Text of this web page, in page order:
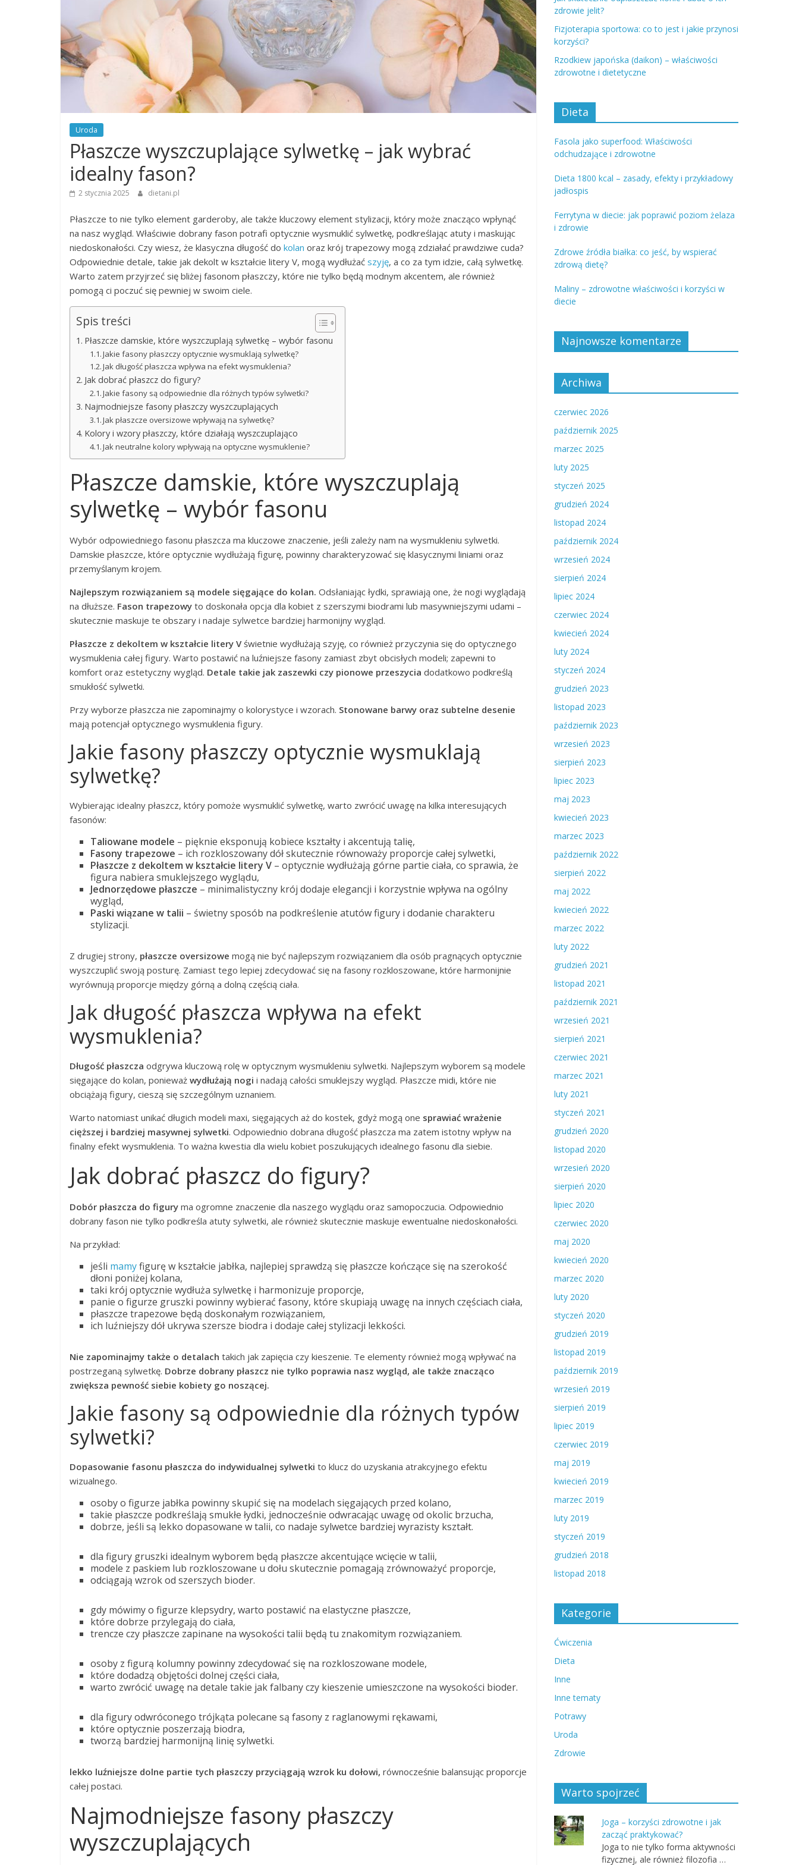
Uroda
Płaszcze wyszczuplające sylwetkę – jak wybrać
idealny fason?
2 stycznia 2025 dietani.pl
Płaszcze to nie tylko element garderoby, ale także kluczowy element stylizacji, który może znacząco wpłynąć
na nasz wygląd. Właściwie dobrany fason potrafi optycznie wysmuklić sylwetkę, podkreślając atuty i maskując
niedoskonałości. Czy wiesz, że klasyczna długość do kolan oraz krój trapezowy mogą zdziałać prawdziwe cuda?
Odpowiednie detale, takie jak dekolt w kształcie litery V, mogą wydłużać szyję, a co za tym idzie, całą sylwetkę.
Warto zatem przyjrzeć się bliżej fasonom płaszczy, które nie tylko będą modnym akcentem, ale również
pomogą ci poczuć się pewniej w swoim ciele.
Spis treści
Płaszcze damskie, które wyszczuplają sylwetkę – wybór fasonu
Jakie fasony płaszczy optycznie wysmuklają sylwetkę?
Jak długość płaszcza wpływa na efekt wysmuklenia?
Jak dobrać płaszcz do figury?
Jakie fasony są odpowiednie dla różnych typów sylwetki?
Najmodniejsze fasony płaszczy wyszczuplających
Jak płaszcze oversizowe wpływają na sylwetkę?
Kolory i wzory płaszczy, które działają wyszczuplająco
Jak neutralne kolory wpływają na optyczne wysmuklenie?
Płaszcze damskie, które wyszczuplają
sylwetkę – wybór fasonu
Wybór odpowiedniego fasonu płaszcza ma kluczowe znaczenie, jeśli zależy nam na wysmukleniu sylwetki.
Damskie płaszcze, które optycznie wydłużają figurę, powinny charakteryzować się klasycznymi liniami oraz
przemyślanym krojem.
Najlepszym rozwiązaniem są modele sięgające do kolan. Odsłaniając łydki, sprawiają one, że nogi wyglądają
na dłuższe. Fason trapezowy to doskonała opcja dla kobiet z szerszymi biodrami lub masywniejszymi udami –
skutecznie maskuje te obszary i nadaje sylwetce bardziej harmonijny wygląd.
Płaszcze z dekoltem w kształcie litery Vświetnie wydłużają szyję, co również przyczynia się do optycznego
wysmuklenia całej figury. Warto postawić na luźniejsze fasony zamiast zbyt obcisłych modeli; zapewni to
komfort oraz estetyczny wygląd. Detale takie jak zaszewki czy pionowe przeszycia dodatkowo podkreślą
smukłość sylwetki.
Przy wyborze płaszcza nie zapominajmy o kolorystyce i wzorach. Stonowane barwy oraz subtelne desenie
mają potencjał optycznego wysmuklenia figury.
Jakie fasony płaszczy optycznie wysmuklają
sylwetkę?
Wybierając idealny płaszcz, który pomoże wysmuklić sylwetkę, warto zwrócić uwagę na kilka interesujących
fasonów:
Taliowane modele – pięknie eksponują kobiece kształty i akcentują talię,
Fasony trapezowe – ich rozkloszowany dół skutecznie równoważy proporcje całej sylwetki,
Płaszcze z dekoltem w kształcie litery V – optycznie wydłużają górne partie ciała, co sprawia, że
figura nabiera smuklejszego wyglądu,
Jednorzędowe płaszcze – minimalistyczny krój dodaje elegancji i korzystnie wpływa na ogólny
wygląd,
Paski wiązane w talii – świetny sposób na podkreślenie atutów figury i dodanie charakteru
stylizacji.
Z drugiej strony, płaszcze oversizowe mogą nie być najlepszym rozwiązaniem dla osób pragnących optycznie
wyszczuplić swoją posturę. Zamiast tego lepiej zdecydować się na fasony rozkloszowane, które harmonijnie
wyrównują proporcje między górną a dolną częścią ciała.
Jak długość płaszcza wpływa na efekt
wysmuklenia?
Długość płaszcza odgrywa kluczową rolę w optycznym wysmukleniu sylwetki. Najlepszym wyborem są modele
sięgające do kolan, ponieważ wydłużają nogi i nadają całości smuklejszy wygląd. Płaszcze midi, które nie
obciążają figury, cieszą się szczególnym uznaniem.
Warto natomiast unikać długich modeli maxi, sięgających aż do kostek, gdyż mogą one sprawiać wrażenie
cięższej i bardziej masywnej sylwetki. Odpowiednio dobrana długość płaszcza ma zatem istotny wpływ na
finalny efekt wysmuklenia. To ważna kwestia dla wielu kobiet poszukujących idealnego fasonu dla siebie.
Jak dobrać płaszcz do figury?
Dobór płaszcza do figury ma ogromne znaczenie dla naszego wyglądu oraz samopoczucia. Odpowiednio
dobrany fason nie tylko podkreśla atuty sylwetki, ale również skutecznie maskuje ewentualne niedoskonałości.
Na przykład:
jeśli mamyfigurę w kształcie jabłka, najlepiej sprawdzą się płaszcze kończące się na szerokość
dłoni poniżej kolana,
taki krój optycznie wydłuża sylwetkę i harmonizuje proporcje,
panie o figurze gruszki powinny wybierać fasony, które skupiają uwagę na innych częściach ciała,
płaszcze trapezowe będą doskonałym rozwiązaniem,
ich luźniejszy dół ukrywa szersze biodra i dodaje całej stylizacji lekkości.
Nie zapominajmy także o detalach takich jak zapięcia czy kieszenie. Te elementy również mogą wpływać na
postrzeganą sylwetkę. Dobrze dobrany płaszcz nie tylko poprawia nasz wygląd, ale także znacząco
zwiększa pewność siebie kobiety go noszącej.
Jakie fasony są odpowiednie dla różnych typów
sylwetki?
Dopasowanie fasonu płaszcza do indywidualnej sylwetki to klucz do uzyskania atrakcyjnego efektu
wizualnego.
osoby o figurze jabłka powinny skupić się na modelach sięgających przed kolano,
takie płaszcze podkreślają smukłe łydki, jednocześnie odwracając uwagę od okolic brzucha,
dobrze, jeśli są lekko dopasowane w talii, co nadaje sylwetce bardziej wyrazisty kształt.
dla figury gruszki idealnym wyborem będą płaszcze akcentujące wcięcie w talii,
modele z paskiem lub rozkloszowane u dołu skutecznie pomagają zrównoważyć proporcje,
odciągają wzrok od szerszych bioder.
gdy mówimy o figurze klepsydry, warto postawić na elastyczne płaszcze,
które dobrze przylegają do ciała,
trencze czy płaszcze zapinane na wysokości talii będą tu znakomitym rozwiązaniem.
osoby z figurą kolumny powinny zdecydować się na rozkloszowane modele,
które dodadzą objętości dolnej części ciała,
warto zwrócić uwagę na detale takie jak falbany czy kieszenie umieszczone na wysokości bioder.
dla figury odwróconego trójkąta polecane są fasony z raglanowymi rękawami,
które optycznie poszerzają biodra,
tworzą bardziej harmonijną linię sylwetki.
lekko luźniejsze dolne partie tych płaszczy przyciągają wzrok ku dołowi, równocześnie balansując proporcje
całej postaci.
Najmodniejsze fasony płaszczy
wyszczuplających
zdrowie jelit?
Fizjoterapia sportowa: co to jest i jakie przynosi
korzyści?
Rzodkiew japońska (daikon) – właściwości
zdrowotne i dietetyczne
Dieta
Fasola jako superfood: Właściwości
odchudzające i zdrowotne
Dieta 1800 kcal – zasady, efekty i przykładowy
jadłospis
Ferrytyna w diecie: jak poprawić poziom żelaza
i zdrowie
Zdrowe źródła białka: co jeść, by wspierać
zdrową dietę?
Maliny – zdrowotne właściwości i korzyści w
diecie
Najnowsze komentarze
Archiwa
czerwiec 2026
październik 2025
marzec 2025
luty 2025
styczeń 2025
grudzień 2024
listopad 2024
październik 2024
wrzesień 2024
sierpień 2024
lipiec 2024
czerwiec 2024
kwiecień 2024
luty 2024
styczeń 2024
grudzień 2023
listopad 2023
październik 2023
wrzesień 2023
sierpień 2023
lipiec 2023
maj 2023
kwiecień 2023
marzec 2023
październik 2022
sierpień 2022
maj 2022
kwiecień 2022
marzec 2022
luty 2022
grudzień 2021
listopad 2021
październik 2021
wrzesień 2021
sierpień 2021
czerwiec 2021
marzec 2021
luty 2021
styczeń 2021
grudzień 2020
listopad 2020
wrzesień 2020
sierpień 2020
lipiec 2020
czerwiec 2020
maj 2020
kwiecień 2020
marzec 2020
luty 2020
styczeń 2020
grudzień 2019
listopad 2019
październik 2019
wrzesień 2019
sierpień 2019
lipiec 2019
czerwiec 2019
maj 2019
kwiecień 2019
marzec 2019
luty 2019
styczeń 2019
grudzień 2018
listopad 2018
Kategorie
Ćwiczenia
Dieta
Inne
Inne tematy
Potrawy
Uroda
Zdrowie
Warto spojrzeć
Joga – korzyści zdrowotne i jak
zacząć praktykować?
Joga to nie tylko forma aktywności
fizycznej, ale również filozofia …